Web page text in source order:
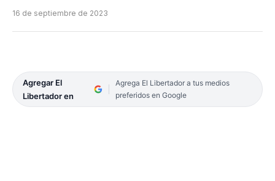
16 de septiembre de 2023
Agregar El
Libertador en
Agrega El Libertador a tus medios
preferidos en Google